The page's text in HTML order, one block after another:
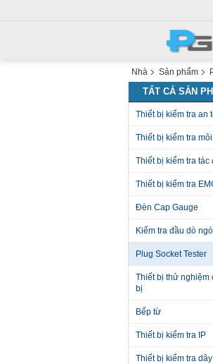
Nhà Sản phẩm
TẤT CẢ SẢN
Thiết bị kiểm tra an
Thiết bị kiểm tra
Thiết bị kiểm tra tác
Thiết bị kiểm tra
Đèn Cap Gauge
Kiểm tra đầu dò
Plug Socket Tester
Thiết bị thử nghiệm
bị
Bếp từ
Thiết bị kiểm tra IP
Thiết bị kiểm tra